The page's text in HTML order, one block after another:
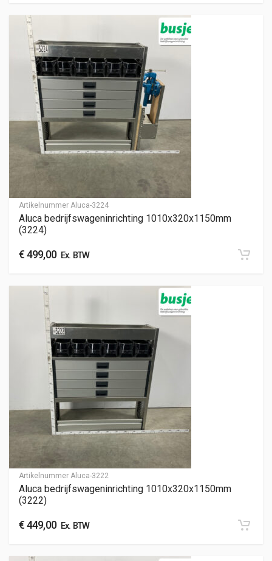
Artikelnummer Aluca-3224
Aluca bedrijfswageninrichting 1010x320x1150mm
(3224)
€499,00Ex. BTW
Artikelnummer Aluca-3222
Aluca bedrijfswageninrichting 1010x320x1150mm
(3222)
€449,00Ex. BTW